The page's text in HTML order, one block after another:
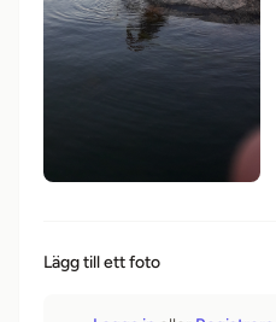
Lägg till ett foto